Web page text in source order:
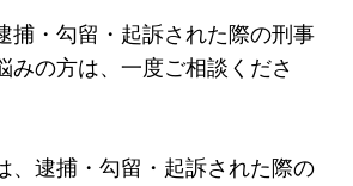
捕・勾留・起訴された際の刑事
みの方は、一度ご相談くださ
、逮捕・勾留・起訴された際の